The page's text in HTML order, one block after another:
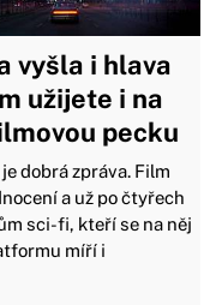
vyšla i hlava
užijete i na
pecku
dobrá zpráva. Film
a už po čtyřech
sci-fi, kteří se na něj
míří i